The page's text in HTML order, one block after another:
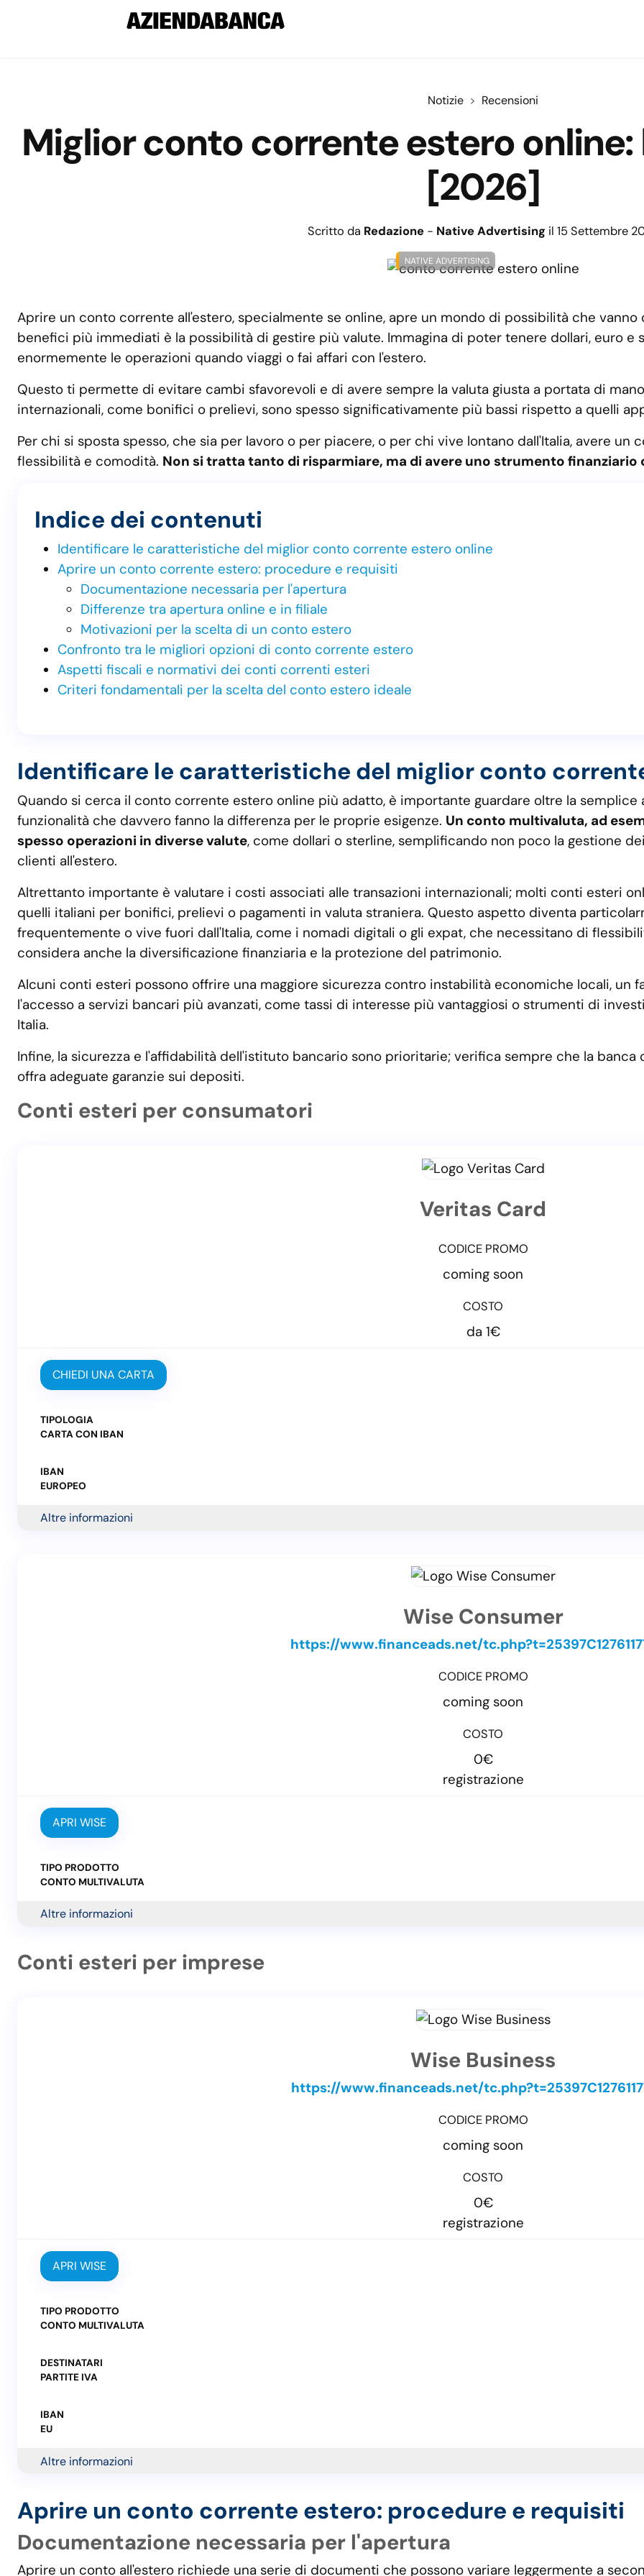
Notizie Recensioni
Miglior conto corrente estero
[2026]
Scritto da Redazione- Native Advertising il 15 Settembre
NATIVE ADVERTISING
Aprire un conto corrente all'estero, specialmente se online, apre un mondo di possibilità che
benefici più immediati è la possibilità di gestire più valute. Immagina di poter tenere dollari, euro e
enormemente le operazioni quando viaggi o fai affari con l'estero.
Questo ti permette di evitare cambi sfavorevoli e di avere sempre la valuta giusta a portata di
internazionali, come bonifici o prelievi, sono spesso significativamente più bassi rispetto a quelli
Per chi si sposta spesso, che sia per lavoro o per piacere, o per chi vive lontano dall'Italia, avere un
flessibilità e comodità. Non si tratta tanto di risparmiare, ma di avere uno strumento finanziario
Indice dei contenuti
Identificare le caratteristiche del miglior conto corrente estero online
Aprire un conto corrente estero: procedure e requisiti
Documentazione necessaria per l'apertura
Differenze tra apertura online e in filiale
Motivazioni per la scelta di un conto estero
Confronto tra le migliori opzioni di conto corrente estero
Aspetti fiscali e normativi dei conti correnti esteri
Criteri fondamentali per la scelta del conto estero ideale
Identificare le caratteristiche del miglior conto
Quando si cerca il conto corrente estero online più adatto, è importante guardare oltre la semplice
funzionalità che davvero fanno la differenza per le proprie esigenze. Un conto multivaluta, ad
spesso operazioni in diverse valute, come dollari o sterline, semplificando non poco la gestione
clienti all'estero.
Altrettanto importante è valutare i costi associati alle transazioni internazionali; molti conti esteri
quelli italiani per bonifici, prelievi o pagamenti in valuta straniera. Questo aspetto diventa
frequentemente o vive fuori dall'Italia, come i nomadi digitali o gli expat, che necessitano di
considera anche la diversificazione finanziaria e la protezione del patrimonio.
Alcuni conti esteri possono offrire una maggiore sicurezza contro instabilità economiche locali, un
l'accesso a servizi bancari più avanzati, come tassi di interesse più vantaggiosi o strumenti di
Italia.
Infine, la sicurezza e l'affidabilità dell'istituto bancario sono prioritarie; verifica sempre che la
offra adeguate garanzie sui depositi.
Conti esteri per consumatori
Veritas Card
CODICE PROMO
coming soon
COSTO
da 1€
CHIEDI UNA CARTA
TIPOLOGIA
CARTA CON IBAN
IBAN
EUROPEO
Altre informazioni
Wise Consumer
https://www.financeads.net/
CODICE PROMO
coming soon
COSTO
0€
registrazione
APRI WISE
TIPO PRODOTTO
CONTO MULTIVALUTA
Altre informazioni
Conti esteri per imprese
Wise Business
https://www.financeads.net/
CODICE PROMO
coming soon
COSTO
0€
registrazione
APRI WISE
TIPO PRODOTTO
CONTO MULTIVALUTA
DESTINATARI
PARTITE IVA
IBAN
EU
Altre informazioni
Aprire un conto corrente estero: procedure e requisiti
Documentazione necessaria per l'apertura
Aprire un conto all'estero richiede una serie di documenti che possono variare leggermente a